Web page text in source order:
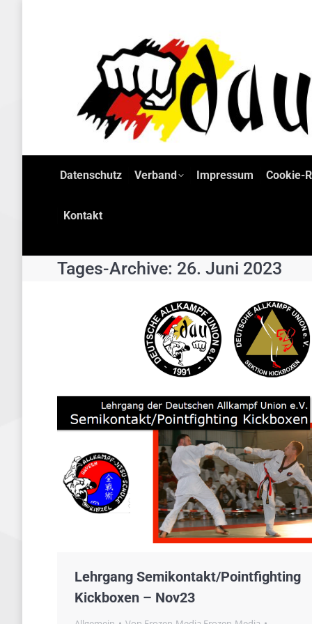
Datenschutz Verband Impressum Cookie-
Kontakt
Tages-Archive: 26. Juni 2023
Lehrgang Semikontakt/Pointfighting
Kickboxen – Nov23